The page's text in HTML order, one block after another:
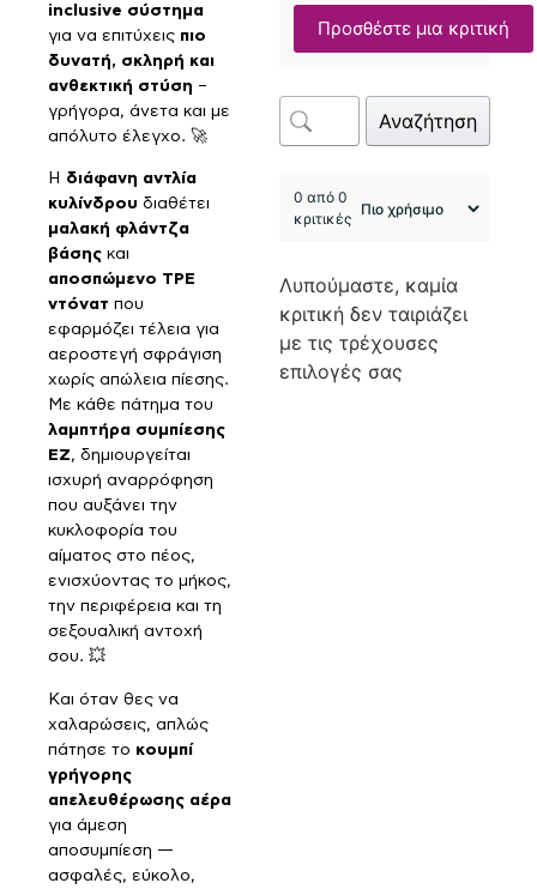
Προσθέστε μια κριτική
Αναζήτηση
0 από 0
κριτικές
Λυπούμαστε, καμία
κριτική δεν ταιριάζει
με τις τρέχουσες
επιλογές σας
inclusive σύστημα
για να επιτύχεις πιο
δυνατή, σκληρή και
ανθεκτική στύση –
γρήγορα, άνετα και με
απόλυτο έλεγχο. 🚀
Η διάφανη αντλία
κυλίνδρου διαθέτει
μαλακή φλάντζα
βάσης και
αποσπώμενο TPE
ντόνατ που
εφαρμόζει τέλεια για
αεροστεγή σφράγιση
χωρίς απώλεια πίεσης.
Με κάθε πάτημα του
λαμπτήρα συμπίεσης
EZ, δημιουργείται
ισχυρή αναρρόφηση
που αυξάνει την
κυκλοφορία του
αίματος στο πέος,
ενισχύοντας το μήκος,
την περιφέρεια και τη
σεξουαλική αντοχή
σου. 💥
Και όταν θες να
χαλαρώσεις, απλώς
πάτησε το κουμπί
γρήγορης
απελευθέρωσης αέρα
για άμεση
αποσυμπίεση —
ασφαλές, εύκολο,